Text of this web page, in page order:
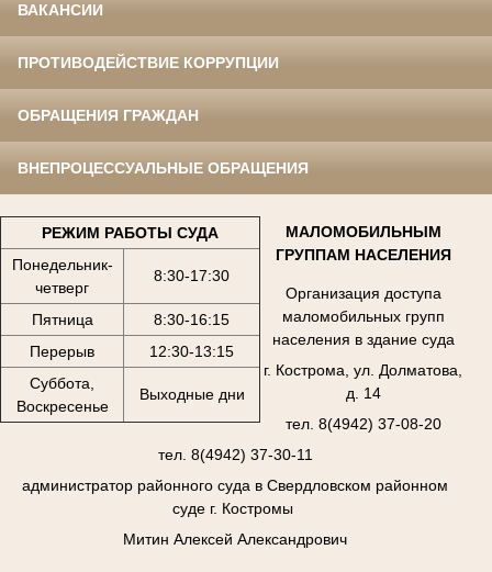
ВАКАНСИИ
ПРОТИВОДЕЙСТВИЕ КОРРУПЦИИ
ОБРАЩЕНИЯ ГРАЖДАН
ВНЕПРОЦЕССУАЛЬНЫЕ ОБРАЩЕНИЯ
РЕЖИМ РАБОТЫ СУДА
Понедельник-
четверг
8:30-17:30
Пятница
8:30-16:15
Перерыв
12:30-13:15
Суббота,
Воскресенье
Выходные дни
МАЛОМОБИЛЬНЫМ
ГРУППАМ НАСЕЛЕНИЯ
Организация доступа
маломобильных групп
населения в здание суда
г. Кострома, ул. Долматова,
д. 14
тел. 8(4942) 37-08-20
тел. 8(4942) 37-30-11
администратор районного суда в Свердловском районном
суде г. Костромы
Митин Алексей Александрович